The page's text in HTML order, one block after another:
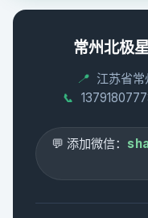
常州北极
📍 江苏省
📞
💬 添加微信：